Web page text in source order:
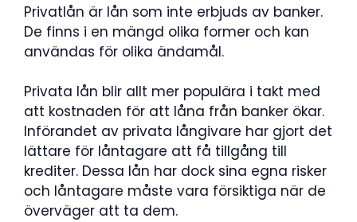
Privatlån är lån som inte erbjuds av banker.
De finns i en mängd olika former och kan
användas för olika ändamål.
Privata lån blir allt mer populära i takt med
att kostnaden för att låna från banker ökar.
Införandet av privata långivare har gjort det
lättare för låntagare att få tillgång till
krediter. Dessa lån har dock sina egna risker
och låntagare måste vara försiktiga när de
överväger att ta dem.